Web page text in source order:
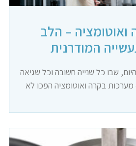
– הלב
המודרנית
שבו כל שנייה חשובה וכל שגיאה
מערכות בקרה ואוטומציה הפכו לא